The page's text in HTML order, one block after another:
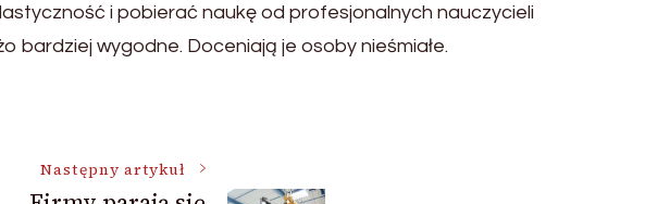
i pobierać naukę od profesjonalnych nauczycieli
bardziej wygodne. Doceniają je osoby nieśmiałe.
Następny artykuł